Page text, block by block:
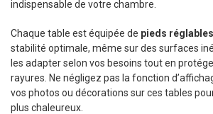
indispensable de votre chambre.
Chaque table est équipée de pieds réglables
stabilité optimale, même sur des surfaces
les adapter selon vos besoins tout en
rayures. Ne négligez pas la fonction
vos photos ou décorations sur ces tables
plus chaleureux.